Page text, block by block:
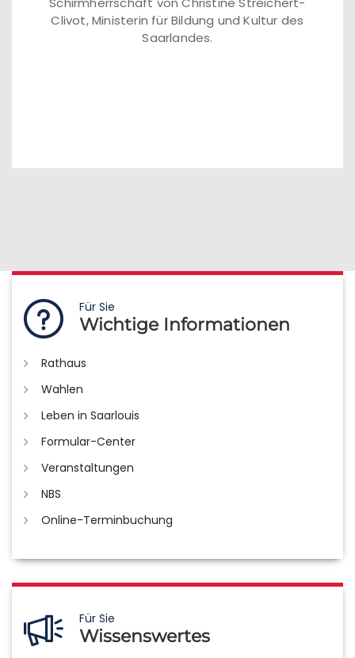
Clivot, Ministerin für Bildung und Kultur des
Saarlandes.
Für Sie
Wichtige Informationen
Rathaus
Wahlen
Leben in Saarlouis
Formular-Center
Veranstaltungen
NBS
Online-Terminbuchung
Für Sie
Wissenswertes